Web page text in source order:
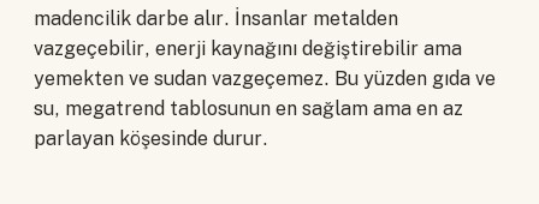
madencilik darbe alır. İnsanlar metalden
vazgeçebilir, enerji kaynağını değiştirebilir ama
yemekten ve sudan vazgeçemez. Bu yüzden gıda ve
su, megatrend tablosunun en sağlam ama en az
parlayan köşesinde durur.